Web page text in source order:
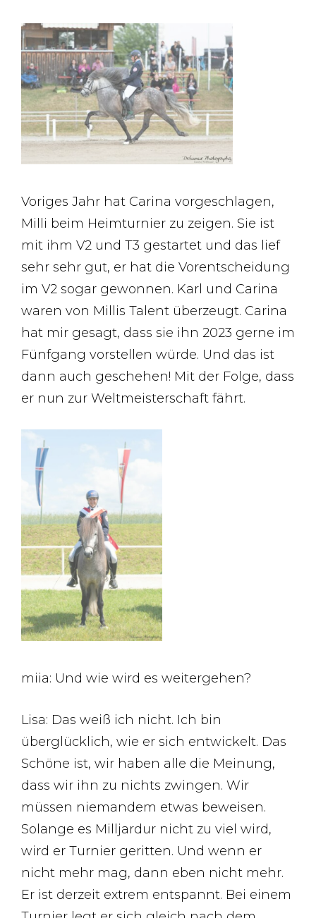
Voriges Jahr hat Carina vorgeschlagen,
Milli beim Heimturnier zu zeigen. Sie ist
mit ihm V2 und T3 gestartet und das lief
sehr sehr gut, er hat die Vorentscheidung
im V2 sogar gewonnen. Karl und Carina
waren von Millis Talent überzeugt. Carina
hat mir gesagt, dass sie ihn 2023 gerne im
Fünfgang vorstellen würde. Und das ist
dann auch geschehen! Mit der Folge, dass
er nun zur Weltmeisterschaft fährt.
miia: Und wie wird es weitergehen?
Lisa: Das weiß ich nicht. Ich bin
überglücklich, wie er sich entwickelt. Das
Schöne ist, wir haben alle die Meinung,
dass wir ihn zu nichts zwingen. Wir
müssen niemandem etwas beweisen.
Solange es Milljardur nicht zu viel wird,
wird er Turnier geritten. Und wenn er
nicht mehr mag, dann eben nicht mehr.
Er ist derzeit extrem entspannt. Bei einem